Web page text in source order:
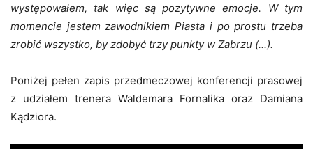
występowałem, tak więc są pozytywne emocje. W tym
momencie jestem zawodnikiem Piasta i po prostu trzeba
zrobić wszystko, by zdobyć trzy punkty w Zabrzu (...).
Poniżej pełen zapis przedmeczowej konferencji prasowej
z udziałem trenera Waldemara Fornalika oraz Damiana
Kądziora.